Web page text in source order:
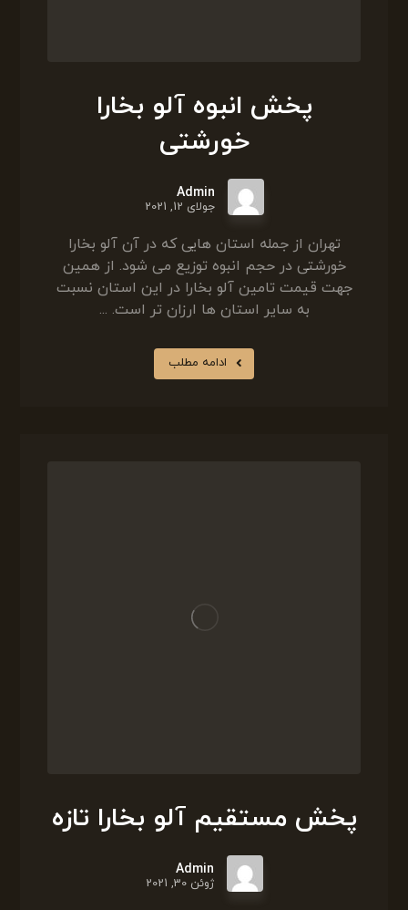
پخش انبوه آلو بخارا
خورشتی
Admin
جولای 12, 2021
تهران از جمله استان هایی که در آن آلو بخارا
خورشتی در حجم انبوه توزیع می شود. از همین
جهت قیمت تامین آلو بخارا در این استان نسبت
به سایر استان ها ارزان تر است. ...
ادامه مطلب
پخش مستقیم آلو بخارا تازه
Admin
ژوئن 30, 2021